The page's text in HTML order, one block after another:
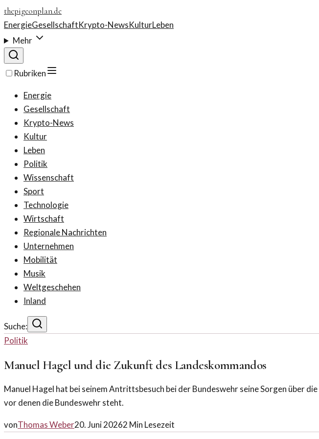
thepigeonplan.de
EnergieGesellschaftKrypto-NewsKulturLeben
Mehr
Rubriken
Energie
Gesellschaft
Krypto-News
Kultur
Leben
Politik
Wissenschaft
Sport
Technologie
Wirtschaft
Regionale Nachrichten
Unternehmen
Mobilität
Musik
Weltgeschehen
Inland
Suche:
Politik
Manuel Hagel und die Zukunft des Landeskommandos
Manuel Hagel hat bei seinem Antrittsbesuch bei der Bundeswehr seine Sorgen über
vor denen die Bundeswehr steht.
vonThomas Weber20. Juni 20262 Min Lesezeit